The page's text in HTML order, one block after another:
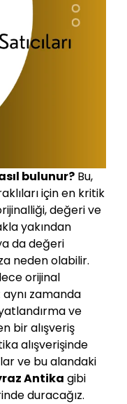
bulunur? Bu,
için en kritik
değeri ve
yakından
da değeri
neden olabilir.
orijinal
zamanda
ve
bir alışveriş
alışverişinde
ve bu alandaki
Antika gibi
duracağız.